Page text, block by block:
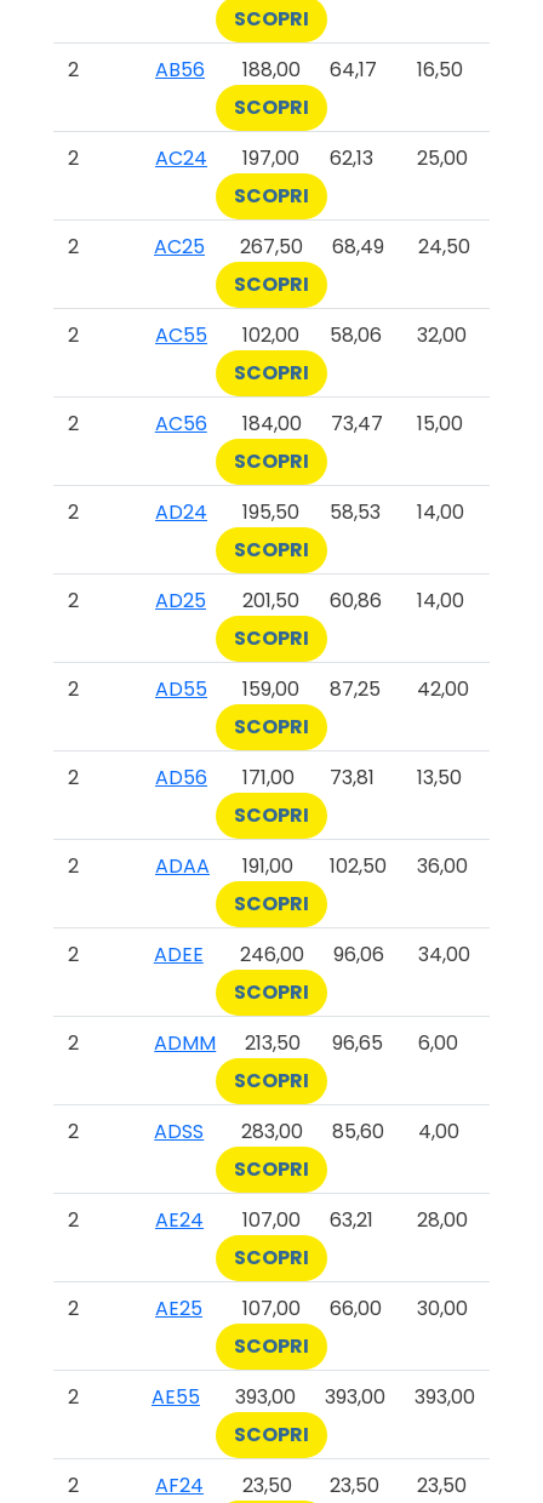
SCOPRI
2
AB56 188,00 64,17
16,50
SCOPRI
2
AC24 197,00 62,13
25,00
SCOPRI
2
AC25 267,50 68,49
24,50
SCOPRI
2
AC55 102,00 58,06
32,00
SCOPRI
2
AC56 184,00 73,47
15,00
SCOPRI
2
AD24 195,50 58,53
14,00
SCOPRI
2
AD25 201,50 60,86
14,00
SCOPRI
2
AD55 159,00 87,25
42,00
SCOPRI
2
AD56 171,00 73,81
13,50
SCOPRI
2
ADAA 191,00 102,50
36,00
SCOPRI
2
ADEE 246,00 96,06
34,00
SCOPRI
2
ADMM 213,50 96,65
6,00
SCOPRI
2
ADSS 283,00 85,60
4,00
SCOPRI
2
AE24 107,00 63,21
28,00
SCOPRI
2
AE25 107,00 66,00
30,00
SCOPRI
2
AE55 393,00 393,00
393,00
SCOPRI
2
AF24 23,50 23,50
23,50